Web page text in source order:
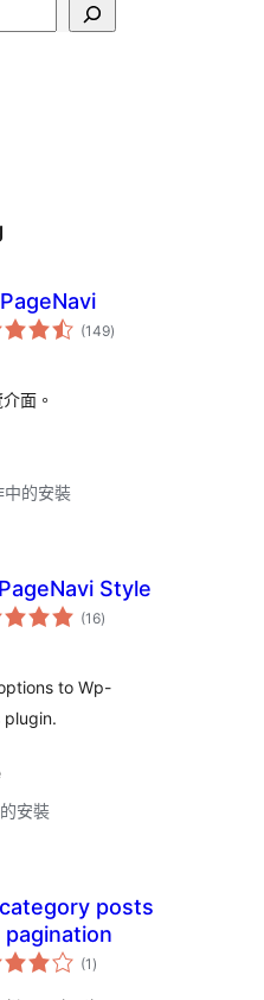
(149總
評)
面。
的安裝
Style
(16總
評)
to Wp-
plugin.
安裝
posts
(1 總
評)